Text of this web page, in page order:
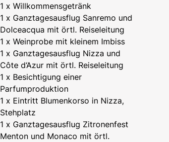
1 x Willkommensgetränk
1 x Ganztagesausflug Sanremo und
Dolceacqua mit örtl. Reiseleitung
1 x Weinprobe mit kleinem Imbiss
1 x Ganztagesausflug Nizza und
Côte d‘Azur mit örtl. Reiseleitung
1 x Besichtigung einer
Parfumproduktion
1 x Eintritt Blumenkorso in Nizza,
Stehplatz
1 x Ganztagesausflug Zitronenfest
Menton und Monaco mit örtl.